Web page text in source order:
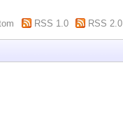
RSS 1.0 RSS 2.0